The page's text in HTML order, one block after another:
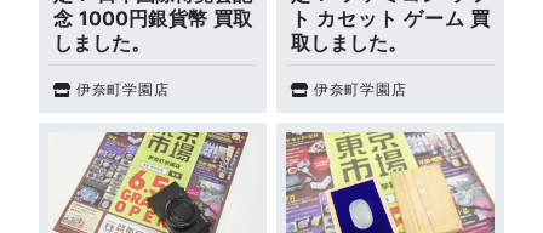
念 1000円銀貨幣 買取
しました。
伊奈町学園店
ト カセット ゲーム 買
取しました。
伊奈町学園店